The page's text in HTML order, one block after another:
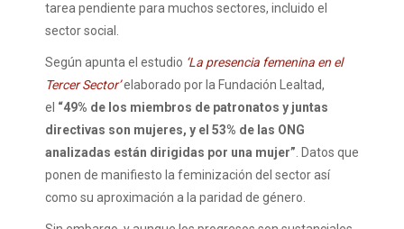
tarea pendiente para muchos sectores, incluido el
sector social.
Según apunta el estudio ‘La presencia femenina en el
Tercer Sector’elaborado por la Fundación Lealtad,
el “49% de los miembros de patronatos y juntas
directivas son mujeres, y el 53% de las ONG
analizadas están dirigidas por una mujer” . Datos que
ponen de manifiesto la feminización del sector así
como su aproximación a la paridad de género.